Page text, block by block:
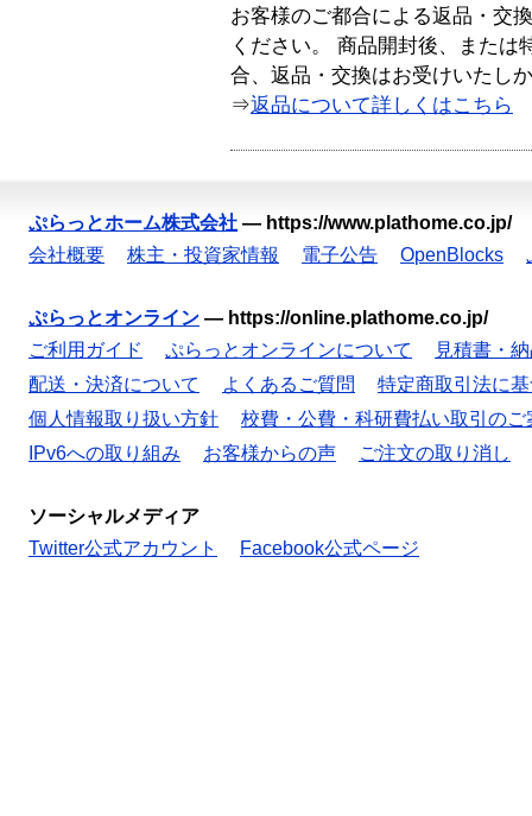
お客様のご都合による返品・交
ください。 商品開封後、または
合、返品・交換はお受けいたし
⇒返品について詳しくはこちら
ぷらっとホーム株式会社 — https://www.plathome.co.jp/
会社概要
株主・投資家情報 電子公告 OpenBlocks
ぷらっとオンライン — https://online.plathome.co.jp/
ご利用ガイド
ぷらっとオンラインについて
見積書・
配送・決済について
よくあるご質問
特定商取引法に
個人情報取り扱い方針
校費・公費・科研費払い取引のご
IPv6への取り組み
お客様からの声 ご注文の取り消し
ソーシャルメディア
Twitter公式アカウント
Facebook公式ページ